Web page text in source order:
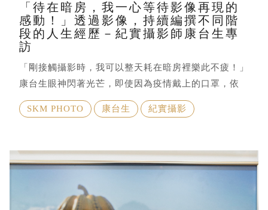
「待在暗房，我一心等待影像再現的
感動！」透過影像，持續編撰不同階
段的人生經歷－紀實攝影師康台生專
訪
「剛接觸攝影時，我可以整天耗在暗房裡樂此不疲！」
康台生眼神閃著光芒，即使因為疫情戴上的口罩，依
SKM PHOTO 康台生 紀實攝影